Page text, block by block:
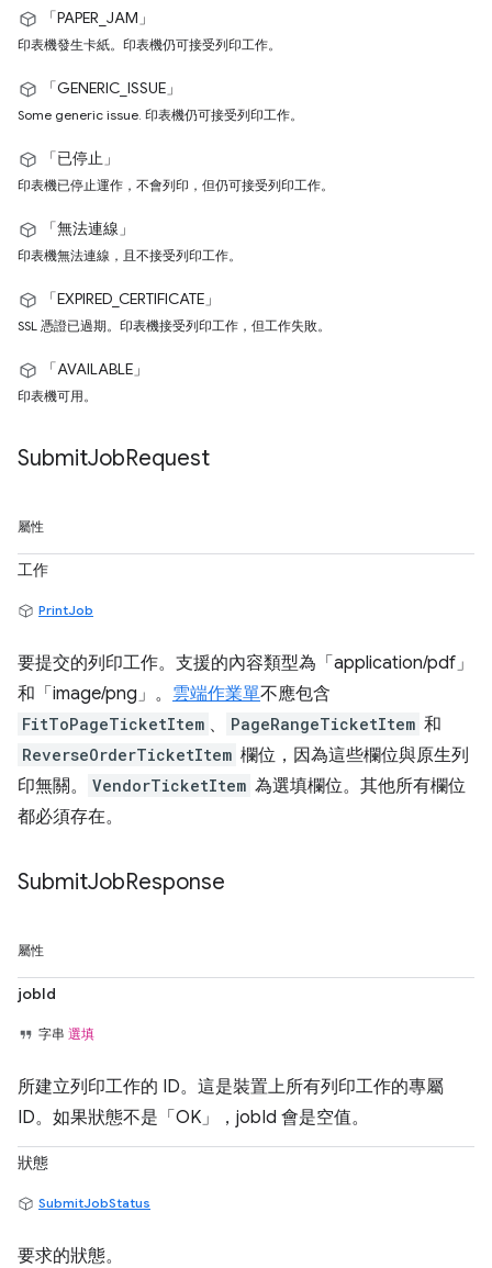
「PAPER_JAM」
印表機發生卡紙。印表機仍可接受列印工作。
「GENERIC_ISSUE」
Some generic issue. 印表機仍可接受列印工作。
「已停止」
印表機已停止運作，不會列印，但仍可接受列印工作。
「無法連線」
印表機無法連線，且不接受列印工作。
「EXPIRED_CERTIFICATE」
SSL 憑證已過期。印表機接受列印工作，但工作失敗。
「AVAILABLE」
印表機可用。
SubmitJobRequest
屬性
工作
PrintJob
要提交的列印工作。支援的內容類型為「application/pdf」
和「image/png」。 雲端作業單不應包含
FitToPageTicketItem 、 PageRangeTicketItem 和
ReverseOrderTicketItem 欄位，因為這些欄位與原生列
印無關。
VendorTicketItem 為選填欄位。其他所有欄位
都必須存在。
SubmitJobResponse
屬性
jobId
字串 選填
所建立列印工作的 ID。這是裝置上所有列印工作的專屬
ID。如果狀態不是「OK」，jobId 會是空值。
狀態
SubmitJobStatus
要求的狀態。